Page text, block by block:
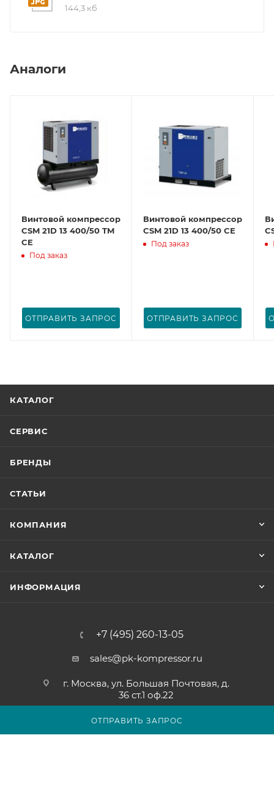
ОТПРАВИТЬ ЗАПРОС
144,3 кб
Аналоги
Винтовой компрессор
CSM 21D 13 400/50 TM
CE
Под заказ
ОТПРАВИТЬ ЗАПРОС
Винтовой компрессор
CSM 21D 13 400/50 CE
Под заказ
ОТПРАВИТЬ ЗАПРОС
КАТАЛОГ
СЕРВИС
БРЕНДЫ
СТАТЬИ
КОМПАНИЯ
КАТАЛОГ
ИНФОРМАЦИЯ
+7 (495) 260-13-05
sales@pk-kompressor.ru
г. Москва, ул. Большая Почтовая, д.
36 ст.1 оф.22